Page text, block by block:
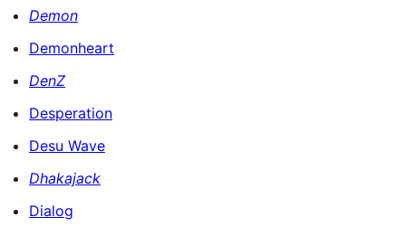
Demon
Demonheart
DenZ
Desperation
Desu Wave
Dhakajack
Dialog